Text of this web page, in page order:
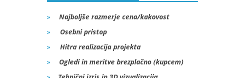
Najboljše razmerje cena/kakovost
Osebni pristop
Hitra realizacija projekta
Ogledi in meritve brezplačno (kupcem)